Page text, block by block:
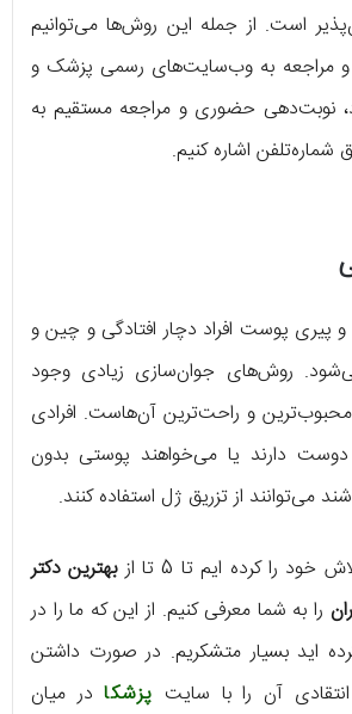
است. از جمله این روش‌ها می‌توانیم
و مراجعه به وب‌سایت‌های رسمی پزشک و
نوبت‌دهی حضوری و مراجعه مستقیم به
اشاره کنیم.
و پیری پوست افراد دچار افتادگی و چین و
روش‌های جوان‌سازی زیادی وجود
محبوب‌ترین و راحت‌ترین آن‌هاست. افرادی
دارند یا می‌خواهند پوستی بدون
می‌توانند از تزریق ژل استفاده کنند.
را کرده ایم تا 5 تا از
بهترین دکتر
را به شما معرفی کنیم. از این که ما را در
اید بسیار متشکریم. در صورت داشتن
آن را با سایت پزشکادر میان